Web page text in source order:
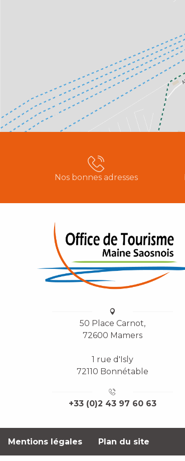
Nos bonnes adresses
50 Place Carnot,
72600 Mamers
1 rue d'Isly
72110 Bonnétable
+33 (0)2 43 97 60 63
Mentions légales Plan du site